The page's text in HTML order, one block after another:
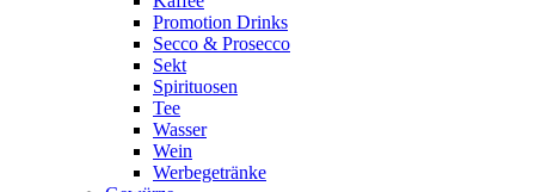
Promotion Drinks
Secco & Prosecco
Sekt
Spirituosen
Tee
Wasser
Wein
Werbegetränke